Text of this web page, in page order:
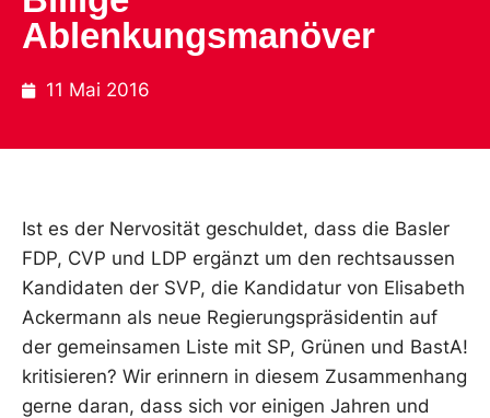
Ablenkungsmanöver
11 Mai 2016
Ist es der Nervosität geschuldet, dass die Basler
FDP, CVP und LDP ergänzt um den rechtsaussen
Kandidaten der SVP, die Kandidatur von Elisabeth
Ackermann als neue Regierungspräsidentin auf
der gemeinsamen Liste mit SP, Grünen und BastA!
kritisieren? Wir erinnern in diesem Zusammenhang
gerne daran, dass sich vor einigen Jahren und